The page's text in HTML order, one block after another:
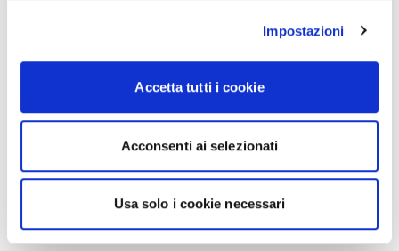
Impostazioni
Accetta tutti i cookie
Acconsenti ai selezionati
Usa solo i cookie necessari